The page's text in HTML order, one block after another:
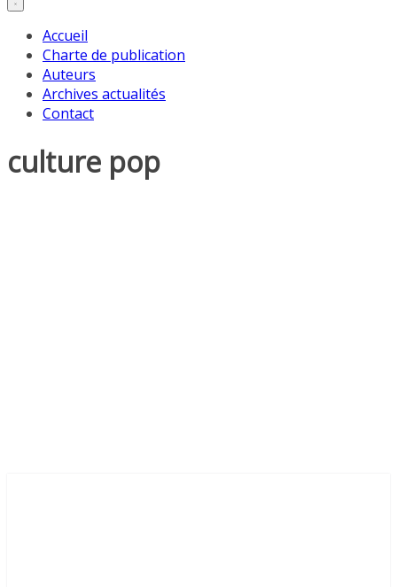
Accueil
Charte de publication
Auteurs
Archives actualités
Contact
culture pop